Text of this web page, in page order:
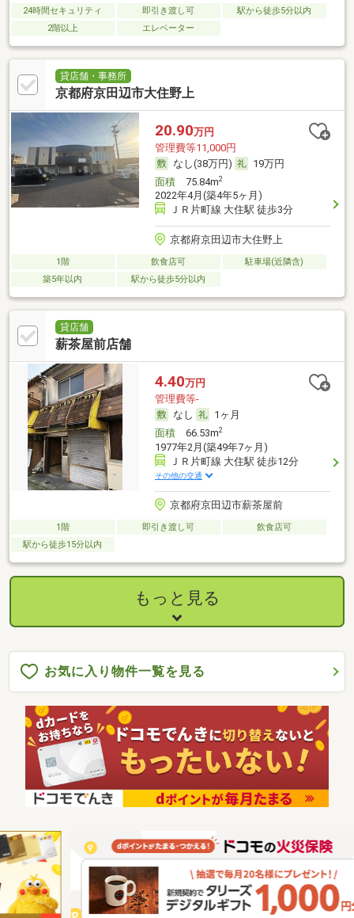
24時間セキュリティ 即引き渡し可
駅から徒歩5分以内
2階以上
エレベーター
貸店舗・事務所
京都府京田辺市大住野上
20.90万円
管理費等11,000円
なし(38万円)
19万円
面積75.84m2
2022年4月(築4年5ヶ月)
ＪＲ片町線 大住駅 徒歩3分
京都府京田辺市大住野上
1階 飲食店可
駐車場(近隣含)
築5年以内
駅から徒歩5分以内
貸店舗
薪茶屋前店舗
4.40万円
管理費等-
なし
1ヶ月
面積66.53m2
1977年2月(築49年7ヶ月)
ＪＲ片町線 大住駅 徒歩12分
その他の交通
京都府京田辺市薪茶屋前
1階 即引き渡し可
飲食店可
駅から徒歩15分以内
もっと見る
お気に入り物件一覧を見る